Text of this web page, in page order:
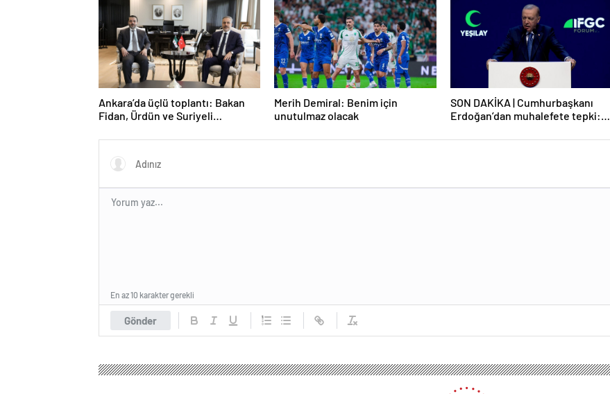
Ankara’da üçlü toplantı: Bakan
Fidan, Ürdün ve Suriyeli
Merih Demiral: Benim için
unutulmaz olacak
SON DAKİKA | Cumhurbaşkanı
Erdoğan’dan muhalefete tepki:
ettikleri kadar suyun fiyatını dert
Gönder
En az 10 karakter gerekli